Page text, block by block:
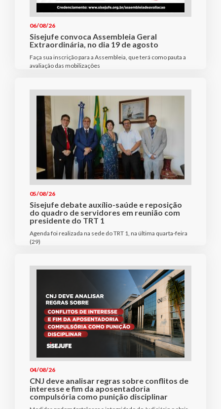
06/08/26
Sisejufe convoca Assembleia Geral
Extraordinária, no dia 19 de agosto
Faça sua inscrição para a Assembleia, que terá como pauta a
avaliação das mobilizações
05/08/26
Sisejufe debate auxílio-saúde e reposição
do quadro de servidores em reunião com
presidente do TRT 1
Agenda foi realizada na sede do TRT 1, na última quarta-feira
(29)
04/08/26
CNJ deve analisar regras sobre conflitos de
interesse e fim da aposentadoria
compulsória como punição disciplinar